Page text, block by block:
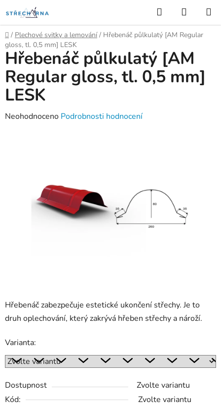
na
obsah
Hledat
KOŠÍK
Domů
/ Plechové svitky a lemování / Hřebenáč půlkulatý [AM Regular
gloss, tl. 0,5 mm] LESK
Hřebenáč zabezpečuje estetické ukončení střechy. Je to
druh oplechování, který zakrývá hřeben střechy a nároží.
Varianta:
Dostupnost
Zvolte variantu
Kód:
Zvolte variantu
Hřebenáč půlkulatý [AM
Regular gloss, tl. 0,5 mm]
LESK
Průměrné
hvězdiček.
Neohodnoceno Podrobnosti hodnocení